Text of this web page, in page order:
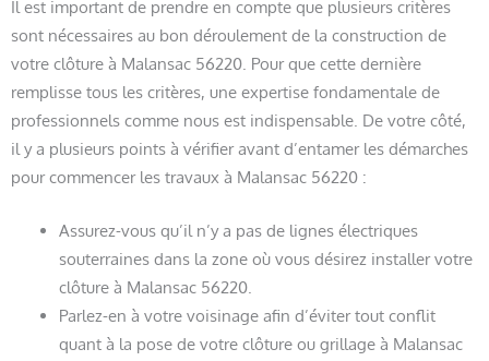
Il est important de prendre en compte que plusieurs critères
sont nécessaires au bon déroulement de la construction de
votre clôture à Malansac 56220. Pour que cette dernière
remplisse tous les critères, une expertise fondamentale de
professionnels comme nous est indispensable. De votre côté,
il y a plusieurs points à vérifier avant d’entamer les démarches
pour commencer les travaux à Malansac 56220 :
Assurez-vous qu’il n’y a pas de lignes électriques
souterraines dans la zone où vous désirez installer votre
clôture à Malansac 56220.
Parlez-en à votre voisinage afin d’éviter tout conflit
quant à la pose de votre clôture ou grillage à Malansac